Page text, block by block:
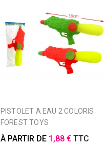
PISTOLET A EAU 2 COLORIS
FOREST TOYS
À PARTIR DE 1,88 € TTC